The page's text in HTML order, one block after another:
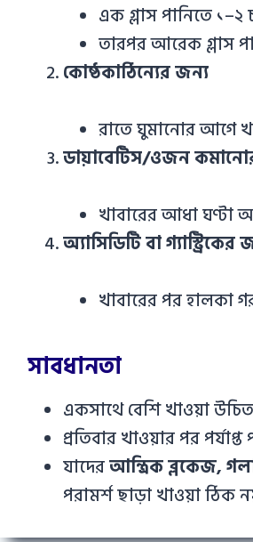
এক গ্লাস পানিতে ১–২
তারপর আরেক গ্লাস
কোষ্ঠকাঠিন্যের জন্য
রাতে ঘুমানোর আগে
ডায়াবেটিস/ওজন
খাবারের আধা ঘণ্টা
অ্যাসিডিটি বা গ্যাস্ট্রিকের
খাবারের পর হালকা
সাবধানতা
একসাথে বেশি খাওয়া
প্রতিবার খাওয়ার পর
যাদেরআন্ত্রিক ব্লকেজ,
পরামর্শ ছাড়া খাওয়া ঠিক